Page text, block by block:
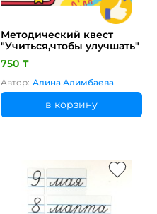
Методический квест
"Учиться,чтобы улучшать"
750 ₸
Автор: Алина Алимбаева
в корзину